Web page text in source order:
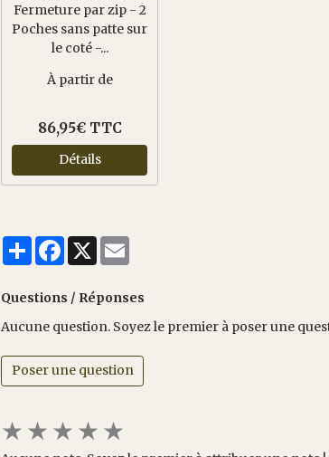
Fermeture par zip - 2
Poches sans patte sur
le coté -...
À partir de
86,95€ TTC
Détails
PartagerFacebook
X
Questions / Réponses
Aucune question. Soyez le premier à poser une
Poser une question
★★★★★